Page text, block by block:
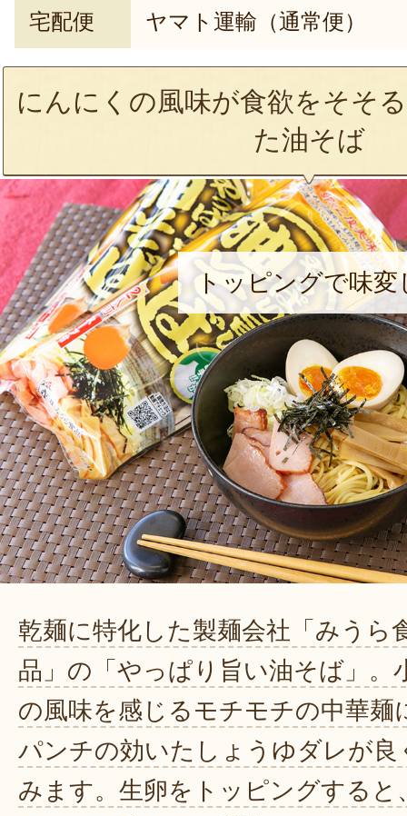
宅配便 ヤマト運輸（通常便）
にんにくの風味が食欲をそそ
た油そば
トッピングで味
乾麺に特化した製麺会社「みうら
品」の「やっぱり旨い油そば」。
の風味を感じるモチモチの中華麺
パンチの効いたしょうゆダレが良
みます。生卵をトッピングすると